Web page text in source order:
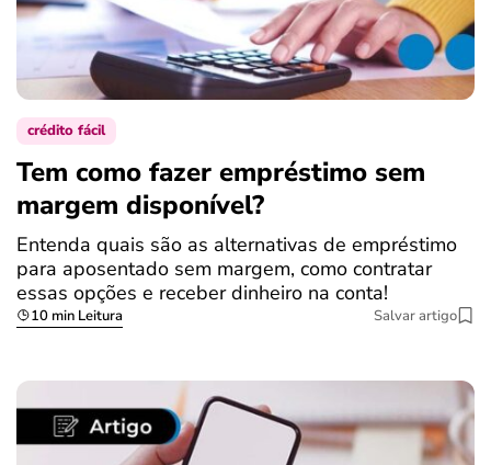
crédito fácil
Tem como fazer empréstimo sem
margem disponível?
Entenda quais são as alternativas de empréstimo
para aposentado sem margem, como contratar
essas opções e receber dinheiro na conta!
10 min Leitura Salvar artigo